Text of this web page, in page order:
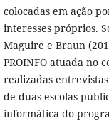
colocadas em ação
interesses próprios.
Maguire e Braun
PROINFO atuada no
realizadas
de duas escolas
informática do